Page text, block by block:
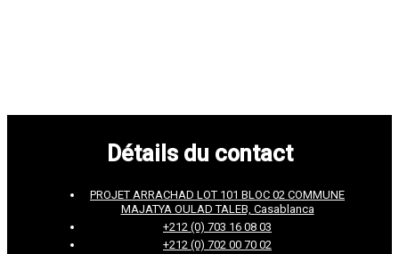
Détails du contact
PROJET ARRACHAD LOT 101 BLOC 02 COMMUNE
MAJATYA OULAD TALEB, Casablanca
+212 (0) 703 16 08 03
+212 (0) 702 00 70 02